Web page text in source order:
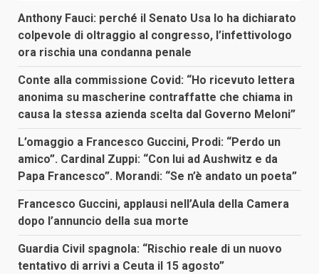
Anthony Fauci: perché il Senato Usa lo ha dichiarato
colpevole di oltraggio al congresso, l’infettivologo
ora rischia una condanna penale
Conte alla commissione Covid: “Ho ricevuto lettera
anonima su mascherine contraffatte che chiama in
causa la stessa azienda scelta dal Governo Meloni”
L’omaggio a Francesco Guccini, Prodi: “Perdo un
amico”. Cardinal Zuppi: “Con lui ad Aushwitz e da
Papa Francesco”. Morandi: “Se n’è andato un poeta”
Francesco Guccini, applausi nell’Aula della Camera
dopo l’annuncio della sua morte
Guardia Civil spagnola: “Rischio reale di un nuovo
tentativo di arrivi a Ceuta il 15 agosto”